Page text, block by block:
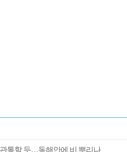
통할 듯…동해안에 비 뿌리나